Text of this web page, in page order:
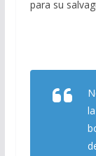
para su